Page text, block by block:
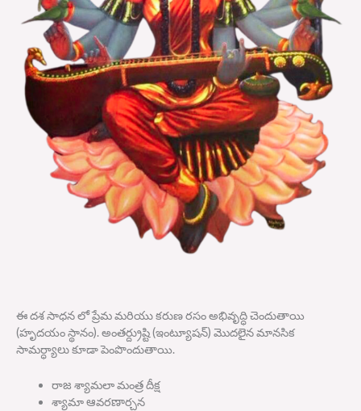
ఈ దశ సాధన లో ప్రేమ మరియు కరుణ రసం అభివృద్ధి చెందుతాయి
(హృదయం స్థానం).అంతర్ద్రుష్టి(ఇంట్యూషన్) మొదలైన మానసిక
సామర్ధ్యాలు కూడా పెంపొందుతాయి.
రాజ శ్యామలా మంత్ర దీక్ష
శ్యామా ఆవరణార్చన